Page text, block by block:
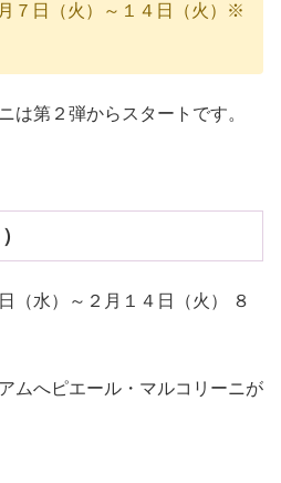
７日（火）～１４日（火）※
は第２弾からスタートです。
（水）～２月１４日（火） ８
ムへピエール・マルコリーニが